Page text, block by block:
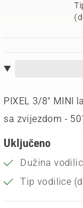
PIXEL 3/8" MINI
sa zvijezdom -
Uključeno
Dužina
Tip vodilice